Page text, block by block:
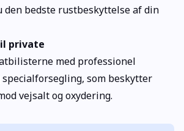
bedste rustbeskyttelse af din
private
med professionel
som beskytter
vejsalt og oxydering.